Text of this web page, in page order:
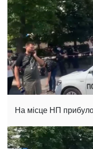
На місце НП прибуло